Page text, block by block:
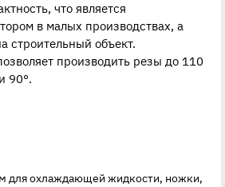
что является
в малых производствах, а
строительный объект.
производить резы до 110
90°.
для охлаждающей жидкости, ножки,